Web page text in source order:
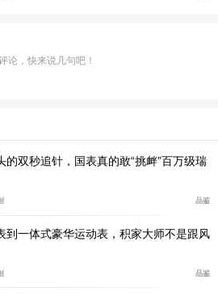
论，快来说几句吧！
的双秒追针，国表真的敢“挑衅”百万级瑞
品鉴
到一体式豪华运动表，积家大师不是跟风
品鉴